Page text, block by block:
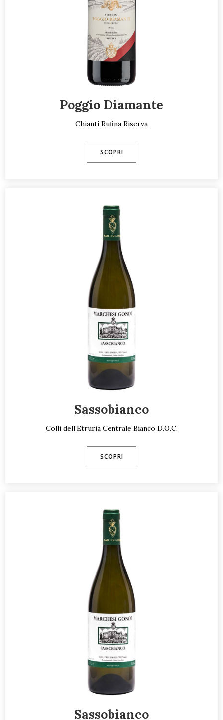
Poggio Diamante
Chianti Rufina Riserva
SCOPRI
Sassobianco
Colli dell’Etruria Centrale Bianco D.O.C.
SCOPRI
Sassobianco